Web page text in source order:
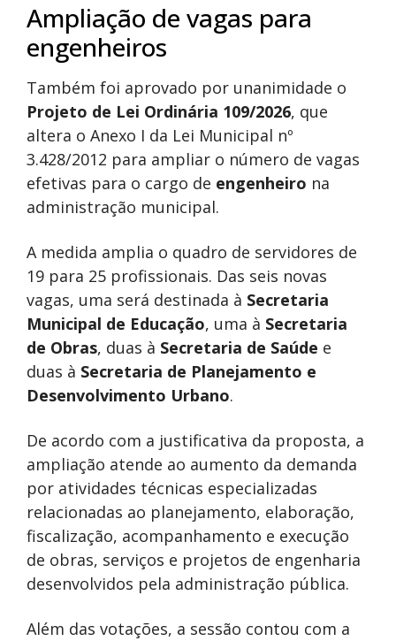
Ampliação de vagas para
engenheiros
Também foi aprovado por unanimidade o
Projeto de Lei Ordinária 109/2026, que
altera o Anexo I da Lei Municipal nº
3.428/2012 para ampliar o número de vagas
efetivas para o cargo de engenheiro na
administração municipal.
A medida amplia o quadro de servidores de
19 para 25 profissionais. Das seis novas
vagas, uma será destinada à Secretaria
Municipal de Educação, uma à Secretaria
de Obras, duas à Secretaria de Saúde e
duas à Secretaria de Planejamento e
Desenvolvimento Urbano.
De acordo com a justificativa da proposta, a
ampliação atende ao aumento da demanda
por atividades técnicas especializadas
relacionadas ao planejamento, elaboração,
fiscalização, acompanhamento e execução
de obras, serviços e projetos de engenharia
desenvolvidos pela administração pública.
Além das votações, a sessão contou com a